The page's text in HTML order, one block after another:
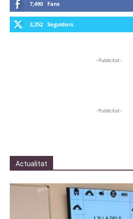
7,490 Fans
3,252 Seguidors
-Publicitat-
-Publicitat-
Actualitat